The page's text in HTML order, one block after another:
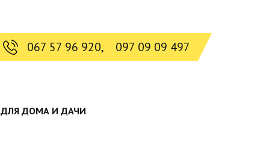
067 57 96 920, 097 09 09 497
ДЛЯ ДОМА И ДАЧИ